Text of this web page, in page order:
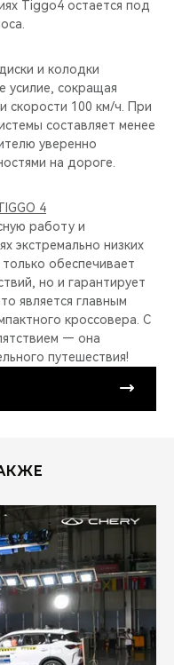
Tiggo4 остается под
и колодки
усилие, сокращая
скорости 100 км/ч. При
составляет менее
уверенно
на дороге.
4
работу и
экстремально низких
обеспечивает
но и гарантирует
является главным
кроссовера. С
— она
путешествия!